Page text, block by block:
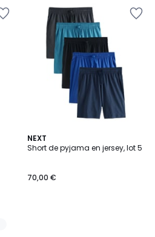
NEXT
Short de pyjama en jersey, lot 5
70,00 €